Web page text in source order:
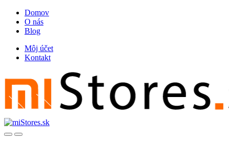
Skip
navigation
Skip
content
Domov
O nás
Blog
Môj účet
Kontakt
OpenClose